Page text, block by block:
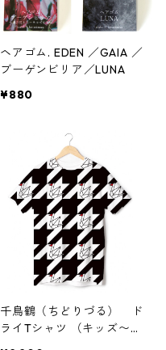
ヘアゴム. EDEN ／GAIA ／
ブーゲンビリア／LUNA
¥880
千鳥鶴（ちどりづる） ド
ライTシャツ （キッズ〜大